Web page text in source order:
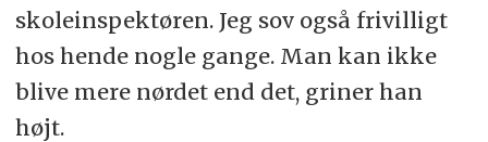
skoleinspektøren. Jeg sov også frivilligt
hos hende nogle gange. Man kan ikke
blive mere nørdet end det, griner han
højt.